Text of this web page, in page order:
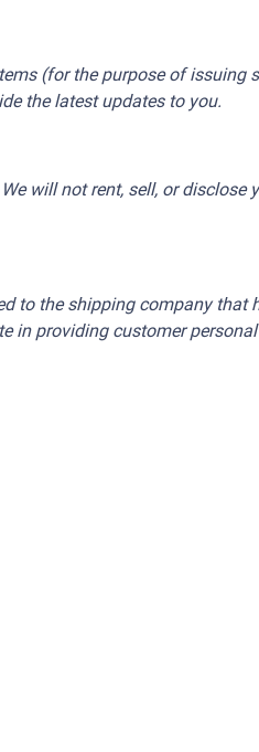
(for the purpose of issuing
the latest updates to you.
will not rent, sell, or disclose
to the shipping company that
in providing customer